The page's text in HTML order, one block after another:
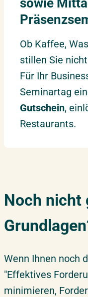
Montag – Dienstag
05.07.2027–
12.07.2027–
Montag – Dienstag
Montag – Dienstag
22.07.2027–
26.07.2027 –
Montag – Dienstag
Ob Kaffee,
stillen Sie
Für Ihr
Seminartag
Gutschein,
Restaurants.
Noch nicht
Wenn Ihnen noch
"Effektives
minimieren,